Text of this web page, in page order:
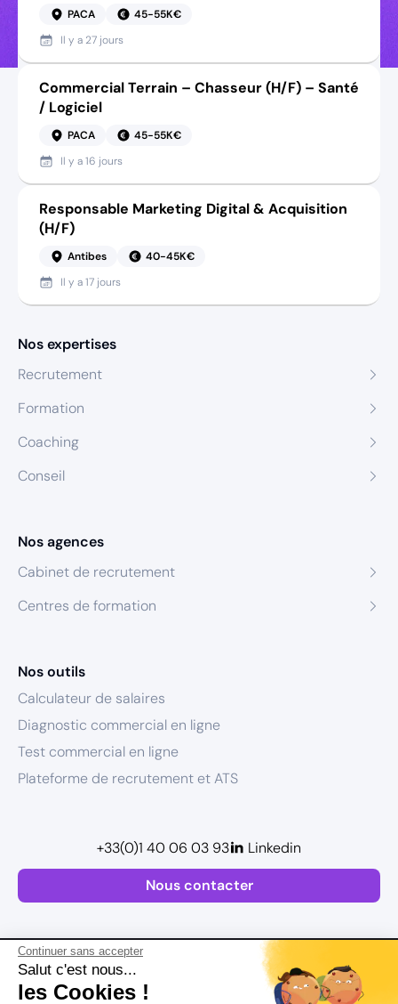
Continuer sans accepter
Salut c'est nous...
les Cookies !
PACA
45-55K€
Il y a 27 jours
Commercial Terrain – Chasseur (H/F) – Santé
/ Logiciel
PACA
45-55K€
Il y a16 jours
Responsable Marketing Digital & Acquisition
(H/F)
Antibes
40-45K€
Il y a17 jours
Nos expertises
Recrutement
Formation
Coaching
Conseil
Nos agences
Cabinet de recrutement
Centres de formation
Nos outils
Calculateur de salaires
Diagnostic commercial en ligne
Test commercial en ligne
Plateforme de recrutement et ATS
Nous contacter
+33(0)1 40 06 03 93 Linkedin